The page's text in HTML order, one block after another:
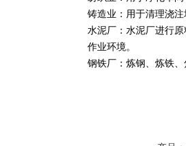
铸造业：用于清理浇
水泥厂：水泥厂进行
作业环境。
钢铁厂：炼钢、炼铁